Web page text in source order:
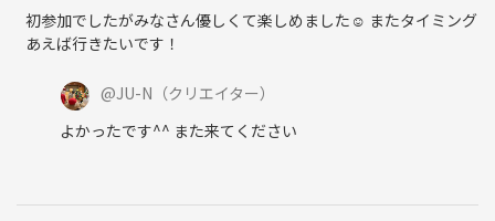
初参加でしたがみなさん優しくて楽しめました☺️ またタイミング
あえば行きたいです！
@JU-N （クリエイター）
よかったです^^ また来てください